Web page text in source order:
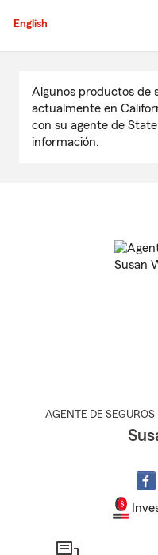
English
contenido
principal
Algunos productos de
actualmente en
con su agente de
información.
AGENTE DE SEGUROS